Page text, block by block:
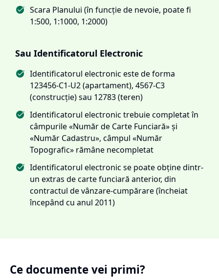
Scara Planului (în funcție de nevoie, poate fi
1:500, 1:1000, 1:2000)
Sau Identificatorul Electronic
Identificatorul electronic este de forma
123456-C1-U2 (apartament), 4567-C3
(construcție) sau 12783 (teren)
Identificatorul electronic trebuie completat în
câmpurile «Număr de Carte Funciară» și
«Număr Cadastru», câmpul «Număr
Topografic» rămâne necompletat
Identificatorul electronic se poate obține dintr-
un extras de carte funciară anterior, din
contractul de vânzare-cumpărare (încheiat
începând cu anul 2011)
Ce documente vei primi?